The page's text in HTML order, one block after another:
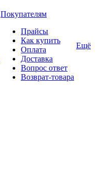
Покупателям
Прайсы
Как купить
Оплата
Доставка
Вопрос ответ
Возврат-товара
Ещё